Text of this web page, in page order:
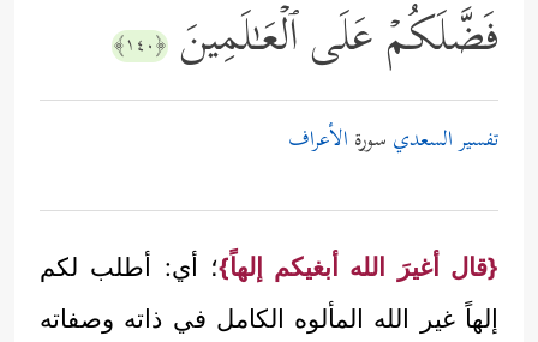
فَضَّلَكُمۡ عَلَى ٱلۡعَـٰلَمِینَ ﴿١٤٠﴾
تفسير السعدي سورة الأعراف
{قال أغيرَ الله أبغيكم إلهاً}؛ أي: أطلب لكم
إلهاً غير الله المألوه الكامل في ذاته وصفاته